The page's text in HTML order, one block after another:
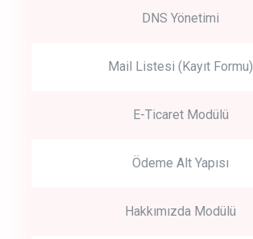
DNS Yönetimi
Mail Listesi (Kayıt Formu)
E-Ticaret Modülü
Ödeme Alt Yapısı
Hakkımızda Modülü